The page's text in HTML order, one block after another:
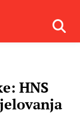
HNS